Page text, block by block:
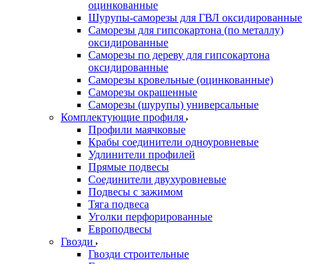
оцинкованные
Шурупы-саморезы для ГВЛ оксидированные
Саморезы для гипсокартона (по металлу)
оксидированные
Саморезы по дереву для гипсокартона
оксидированные
Саморезы кровельные (оцинкованные)
Саморезы окрашенные
Саморезы (шурупы) универсальные
Комплектующие профиля
Профили маячковые
Крабы соединители одноуровневые
Удлинители профилей
Прямые подвесы
Соединители двухуровневые
Подвесы с зажимом
Тяга подвеса
Уголки перфорированные
Европодвесы
Гвозди
Гвозди строительные